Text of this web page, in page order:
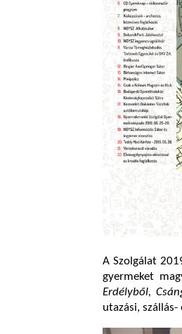
A Szolgálat
gyermeket
Erdélyből,
utazási,